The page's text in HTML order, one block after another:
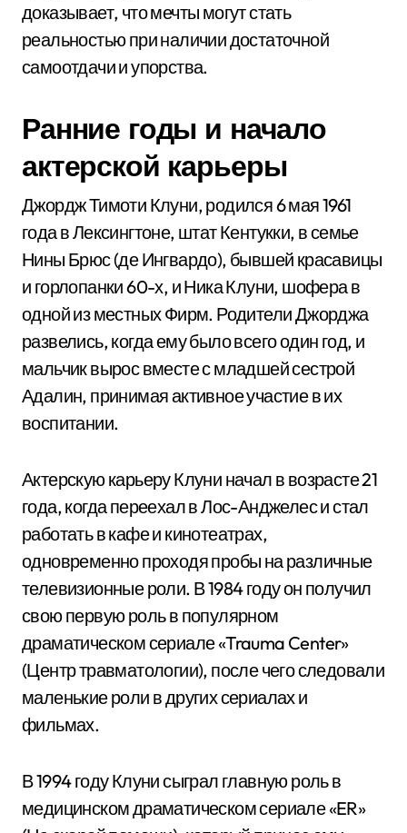
доказывает, что мечты могут стать
реальностью при наличии достаточной
самоотдачи и упорства.
Ранние годы и начало
актерской карьеры
Джордж Тимоти Клуни, родился 6 мая 1961
года в Лексингтоне, штат Кентукки, в семье
Нины Брюс (де Ингвардо), бывшей красавицы
и горлопанки 60-х, и Ника Клуни, шофера в
одной из местных Фирм. Родители Джорджа
развелись, когда ему было всего один год, и
мальчик вырос вместе с младшей сестрой
Адалин, принимая активное участие в их
воспитании.
Актерскую карьеру Клуни начал в возрасте 21
года, когда переехал в Лос-Анджелес и стал
работать в кафе и кинотеатрах,
одновременно проходя пробы на различные
телевизионные роли. В 1984 году он получил
свою первую роль в популярном
драматическом сериале «Trauma Center»
(Центр травматологии), после чего следовали
маленькие роли в других сериалах и
фильмах.
В 1994 году Клуни сыграл главную роль в
медицинском драматическом сериале «ER»